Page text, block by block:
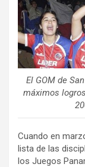
k
El GOM de
máximos
Cuando en
lista de las
los Juegos